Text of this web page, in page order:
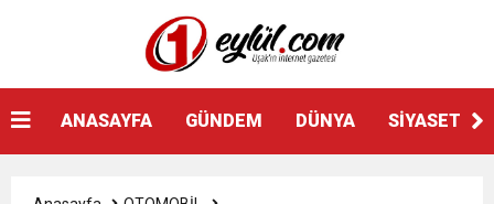
ANASAYFA GÜNDEM DÜNYA SİYASET